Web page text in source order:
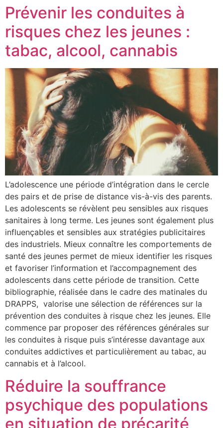
Prévenir les conduites à
risques chez les jeunes :
tabac, alcool, cannabis
L’adolescence une période d’intégration dans le cercle
des pairs et de prise de distance vis-à-vis des parents.
Les adolescents se révèlent peu sensibles aux risques
sanitaires à long terme. Les jeunes sont également plus
influençables et sensibles aux stratégies publicitaires
des industriels. Mieux connaître les comportements de
santé des jeunes permet de mieux identifier les risques
et favoriser l’information et l’accompagnement des
adolescents dans cette période de transition. Cette
bibliographie, réalisée dans le cadre des matinales du
DRAPPS, valorise une sélection de références sur la
prévention des conduites à risque chez les jeunes. Elle
commence par proposer des références générales sur
les conduites à risque puis s’intéresse davantage aux
conduites addictives et particulièrement au tabac, au
cannabis et à l’alcool.
Réduire la souffrance
psychique des populations
en situation de précarité